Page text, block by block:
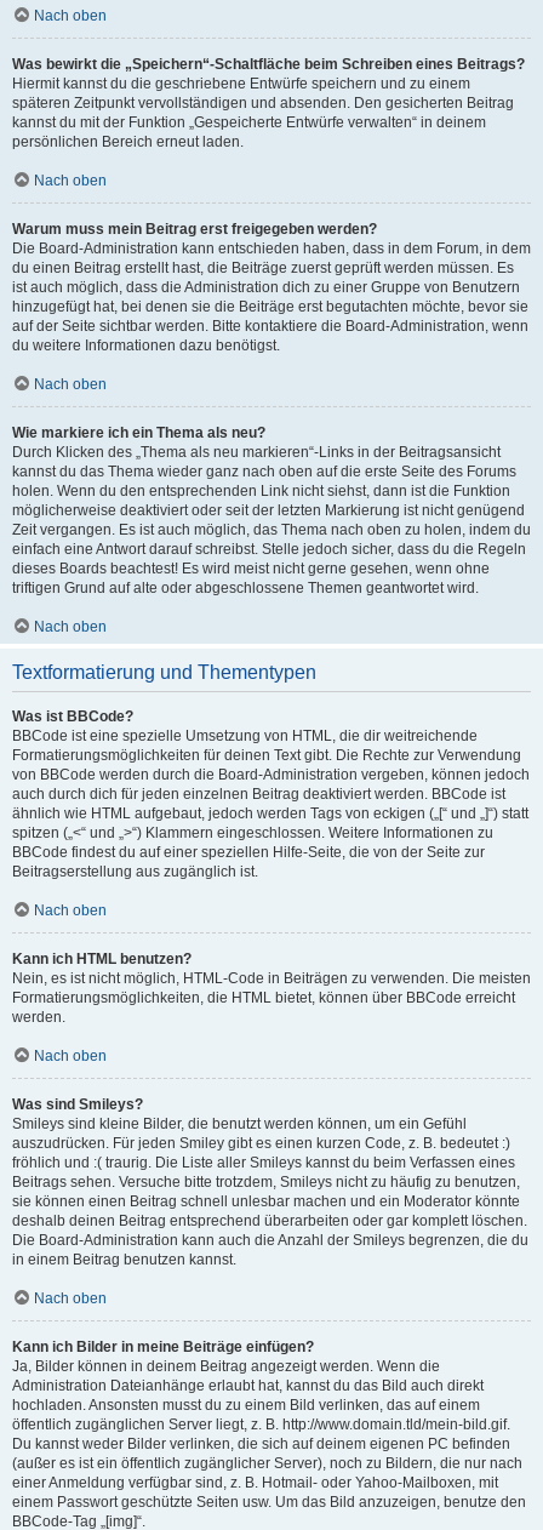
Nach oben
Was bewirkt die „Speichern“-Schaltfläche beim Schreiben eines Beitrags?
Hiermit kannst du die geschriebene Entwürfe speichern und zu einem
späteren Zeitpunkt vervollständigen und absenden. Den gesicherten Beitrag
kannst du mit der Funktion „Gespeicherte Entwürfe verwalten“ in deinem
persönlichen Bereich erneut laden.
Nach oben
Warum muss mein Beitrag erst freigegeben werden?
Die Board-Administration kann entschieden haben, dass in dem Forum, in dem
du einen Beitrag erstellt hast, die Beiträge zuerst geprüft werden müssen. Es
ist auch möglich, dass die Administration dich zu einer Gruppe von Benutzern
hinzugefügt hat, bei denen sie die Beiträge erst begutachten möchte, bevor sie
auf der Seite sichtbar werden. Bitte kontaktiere die Board-Administration, wenn
du weitere Informationen dazu benötigst.
Nach oben
Wie markiere ich ein Thema als neu?
Durch Klicken des „Thema als neu markieren“-Links in der Beitragsansicht
kannst du das Thema wieder ganz nach oben auf die erste Seite des Forums
holen. Wenn du den entsprechenden Link nicht siehst, dann ist die Funktion
möglicherweise deaktiviert oder seit der letzten Markierung ist nicht genügend
Zeit vergangen. Es ist auch möglich, das Thema nach oben zu holen, indem du
einfach eine Antwort darauf schreibst. Stelle jedoch sicher, dass du die Regeln
dieses Boards beachtest! Es wird meist nicht gerne gesehen, wenn ohne
triftigen Grund auf alte oder abgeschlossene Themen geantwortet wird.
Nach oben
Textformatierung und Thementypen
Was ist BBCode?
BBCode ist eine spezielle Umsetzung von HTML, die dir weitreichende
Formatierungsmöglichkeiten für deinen Text gibt. Die Rechte zur Verwendung
von BBCode werden durch die Board-Administration vergeben, können jedoch
auch durch dich für jeden einzelnen Beitrag deaktiviert werden. BBCode ist
ähnlich wie HTML aufgebaut, jedoch werden Tags von eckigen („[“ und „]“) statt
spitzen („<“ und „>“) Klammern eingeschlossen. Weitere Informationen zu
BBCode findest du auf einer speziellen Hilfe-Seite, die von der Seite zur
Beitragserstellung aus zugänglich ist.
Nach oben
Kann ich HTML benutzen?
Nein, es ist nicht möglich, HTML-Code in Beiträgen zu verwenden. Die meisten
Formatierungsmöglichkeiten, die HTML bietet, können über BBCode erreicht
werden.
Nach oben
Was sind Smileys?
Smileys sind kleine Bilder, die benutzt werden können, um ein Gefühl
auszudrücken. Für jeden Smiley gibt es einen kurzen Code, z. B. bedeutet :)
fröhlich und :( traurig. Die Liste aller Smileys kannst du beim Verfassen eines
Beitrags sehen. Versuche bitte trotzdem, Smileys nicht zu häufig zu benutzen,
sie können einen Beitrag schnell unlesbar machen und ein Moderator könnte
deshalb deinen Beitrag entsprechend überarbeiten oder gar komplett löschen.
Die Board-Administration kann auch die Anzahl der Smileys begrenzen, die du
in einem Beitrag benutzen kannst.
Nach oben
Kann ich Bilder in meine Beiträge einfügen?
Ja, Bilder können in deinem Beitrag angezeigt werden. Wenn die
Administration Dateianhänge erlaubt hat, kannst du das Bild auch direkt
hochladen. Ansonsten musst du zu einem Bild verlinken, das auf einem
öffentlich zugänglichen Server liegt, z. B. http://www.domain.tld/mein-bild.gif.
Du kannst weder Bilder verlinken, die sich auf deinem eigenen PC befinden
(außer es ist ein öffentlich zugänglicher Server), noch zu Bildern, die nur nach
einer Anmeldung verfügbar sind, z. B. Hotmail- oder Yahoo-Mailboxen, mit
einem Passwort geschützte Seiten usw. Um das Bild anzuzeigen, benutze den
BBCode-Tag „[img]“.